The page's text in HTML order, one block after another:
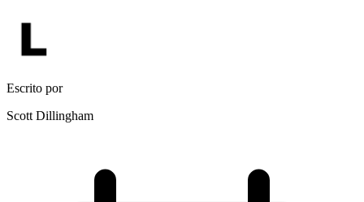
Escrito por
Scott Dillingham